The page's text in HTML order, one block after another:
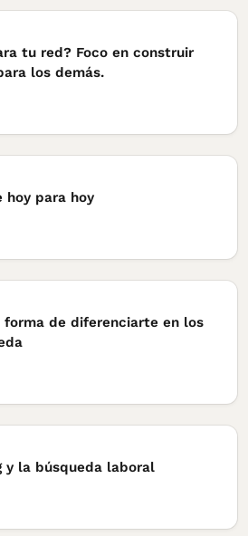
tu red? Foco en construir
los demás.
hoy para hoy
forma de diferenciarte en los
y la búsqueda laboral